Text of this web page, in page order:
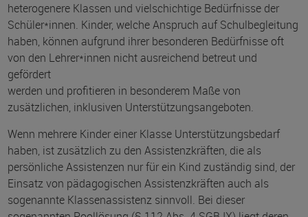
heterogenere Klassen und vielschichtige Bedürfnisse der
Schüler*innen. Kinder, welche Anspruch auf Schulbegleitung
haben, können aufgrund ihrer besonderen Bedürfnisse oft
von den Lehrer*innen nicht ausreichend betreut und
gefördert
werden und profitieren in besonderem Maße von
zusätzlichen, inklusiven Unterstützungsangeboten.
Wenn mehrere Kinder einer Klasse Unterstützungsbedarf
haben, ist zusätzlich zu den Assistenzkräften, die als
persönliche Assistenzen nur für ein Kind zuständig sind, der
Einsatz von pädagogischen Assistenzkräften auch als
sogenannte Klassenassistenz sinnvoll. Bei dieser